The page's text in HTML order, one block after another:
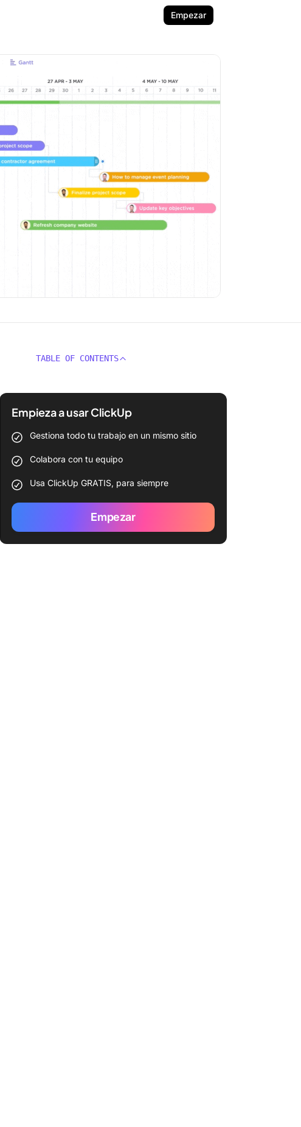
Empezar
TABLE OF CONTENTS
Empieza a usar ClickUp
Gestiona todo tu trabajo en un mismo sitio
Colabora con tu equipo
Usa ClickUp GRATIS, para siempre
Empezar